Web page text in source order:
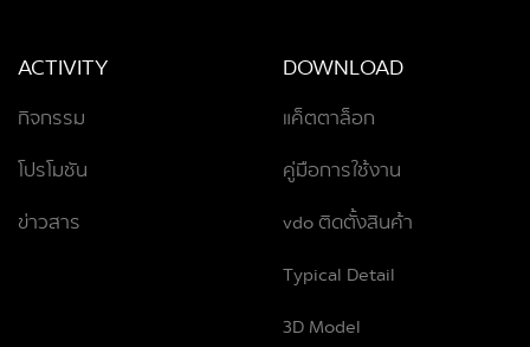
ACTIVITY
กิจกรรม
โปรโมชัน
ข่าวสาร
DOWNLOAD
แค็ตตาล็อก
คู่มือการใช้งาน
vdo ติดตั้งสินค้า
Typical Detail
3D Model